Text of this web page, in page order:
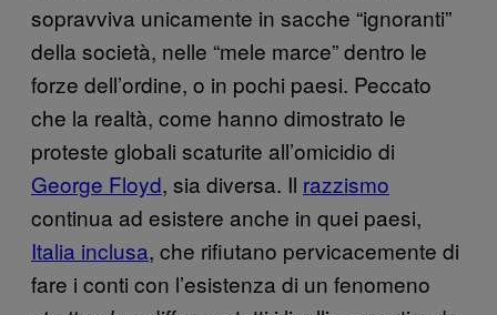
sopravviva unicamente in sacche “ignoranti”
della società, nelle “mele marce” dentro le
forze dell’ordine, o in pochi paesi. Peccato
che la realtà, come hanno dimostrato le
proteste globali scaturite all’omicidio di
George Floyd, sia diversa. Il razzismo
continua ad esistere anche in quei paesi,
Italia inclusa, che rifiutano pervicacemente di
fare i conti con l’esistenza di un fenomeno